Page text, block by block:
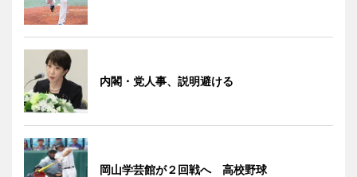
内閣・党人事、説明避ける
岡山学芸館が２回戦へ 高校野球